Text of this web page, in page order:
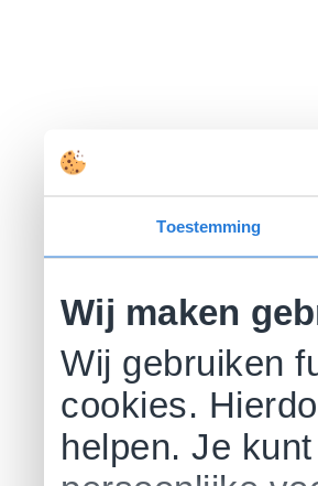
Toestemming
Wij maken
Wij gebruiken
cookies.
helpen. Je